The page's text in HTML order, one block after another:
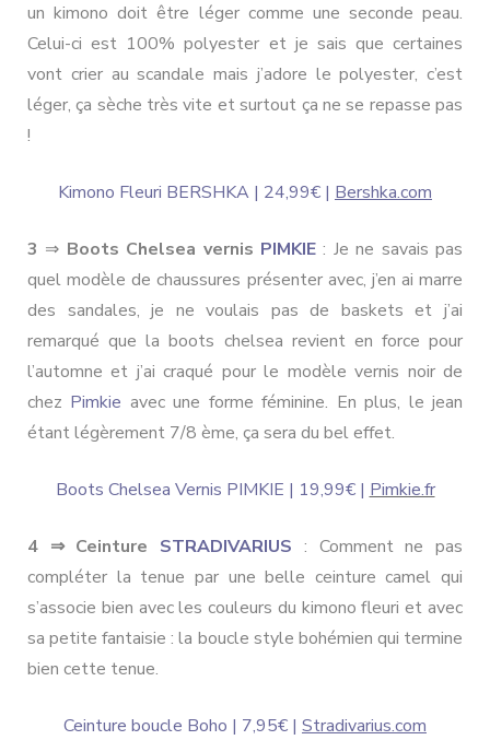
un kimono doit être léger comme une seconde peau.
Celui-ci est 100% polyester et je sais que certaines
vont crier au scandale mais j’adore le polyester, c’est
léger, ça sèche très vite et surtout ça ne se repasse pas
!
Kimono Fleuri BERSHKA | 24,99€ | Bershka.com
3 ⇒ Boots Chelsea vernis PIMKIE : Je ne savais pas
quel modèle de chaussures présenter avec, j’en ai marre
des sandales, je ne voulais pas de baskets et j’ai
remarqué que la boots chelsea revient en force pour
l’automne et j’ai craqué pour le modèle vernis noir de
chez Pimkie avec une forme féminine. En plus, le jean
étant légèrement 7/8 ème, ça sera du bel effet.
Boots Chelsea Vernis PIMKIE | 19,99€ | Pimkie.fr
4 ⇒ Ceinture STRADIVARIUS : Comment ne pas
compléter la tenue par une belle ceinture camel qui
s’associe bien avec les couleurs du kimono fleuri et avec
sa petite fantaisie : la boucle style bohémien qui termine
bien cette tenue.
Ceinture boucle Boho | 7,95€ | Stradivarius.com